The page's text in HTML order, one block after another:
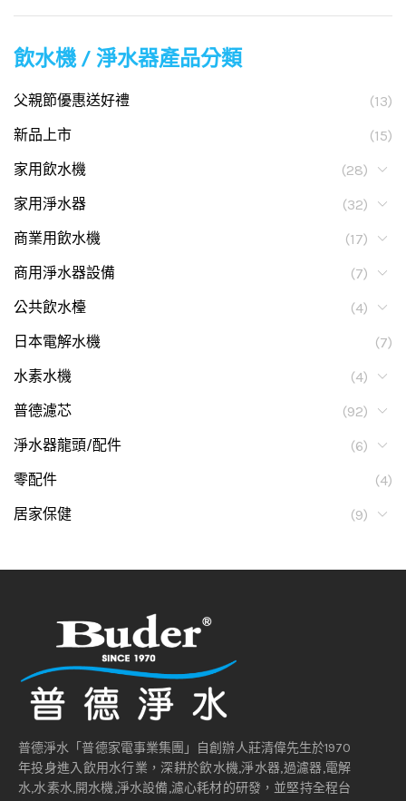
飲水機 / 淨水器產品分類
父親節優惠送好禮
(13)
新品上市
(15)
家用飲水機
(28)
家用淨水器
(32)
商業用飲水機
(17)
商用淨水器設備
(7)
公共飲水檯
(4)
日本電解水機
(7)
水素水機
(4)
普德濾芯
(92)
淨水器龍頭/配件
(6)
零配件
(4)
居家保健
(9)
普德淨水「普德家電事業集團」自創辦人莊清偉先生於1970
年投身進入飲用水行業，深耕於飲水機,淨水器,過濾器,電解
水,水素水,開水機,淨水設備,濾心耗材的研發，並堅持全程台